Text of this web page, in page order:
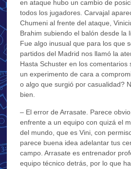
en ataque hubo un cambio de
todos los jugadores. Carvajal
Chumeni al frente del ataque,
Brahim subiendo el balón desde la
Fue algo inusual que para los que
partidos del Madrid nos llamó la
Hasta Schuster en los comentarios
un experimento de cara a
o algo que surgió por casualidad?
bien.
– El error de Arrasate. Parece
enfrente a un equipo con quizá el
del mundo, que es Vini, con
parece buena idea adelantar tus
campo. Arrasate es entrenador
equipo técnico detrás, por lo que